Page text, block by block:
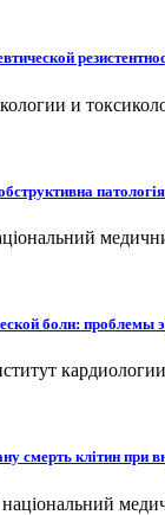
и
боли: проблемы
смерть клітин при